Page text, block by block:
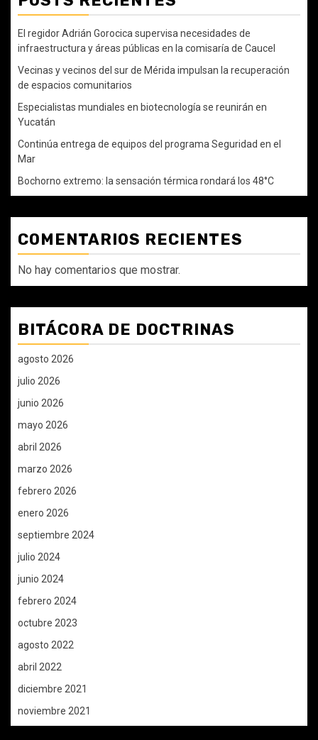
El regidor Adrián Gorocica supervisa necesidades de
infraestructura y áreas públicas en la comisaría de Caucel
Vecinas y vecinos del sur de Mérida impulsan la recuperación
de espacios comunitarios
Especialistas mundiales en biotecnología se reunirán en
Yucatán
Continúa entrega de equipos del programa Seguridad en el
Mar
Bochorno extremo: la sensación térmica rondará los 48°C
COMENTARIOS RECIENTES
No hay comentarios que mostrar.
BITÁCORA DE DOCTRINAS
agosto 2026
julio 2026
junio 2026
mayo 2026
abril 2026
marzo 2026
febrero 2026
enero 2026
septiembre 2024
julio 2024
junio 2024
febrero 2024
octubre 2023
agosto 2022
abril 2022
diciembre 2021
noviembre 2021